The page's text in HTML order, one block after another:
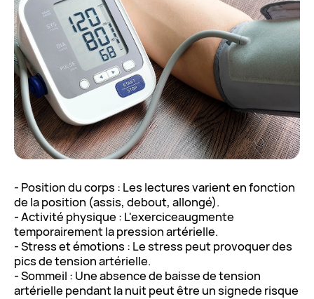
- Position du corps : Les lectures varient en fonction
de la position (assis, debout, allongé).
- Activité physique : L'exerciceaugmente
temporairement la pression artérielle.
- Stress et émotions : Le stress peut provoquer des
pics de tension artérielle.
- Sommeil : Une absence de baisse de tension
artérielle pendant la nuit peut être un signede risque